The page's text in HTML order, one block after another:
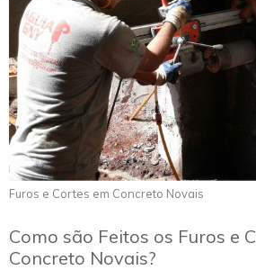
Furos e Cortes em Concreto Novais
Como são Feitos os Furos e
Concreto Novais?